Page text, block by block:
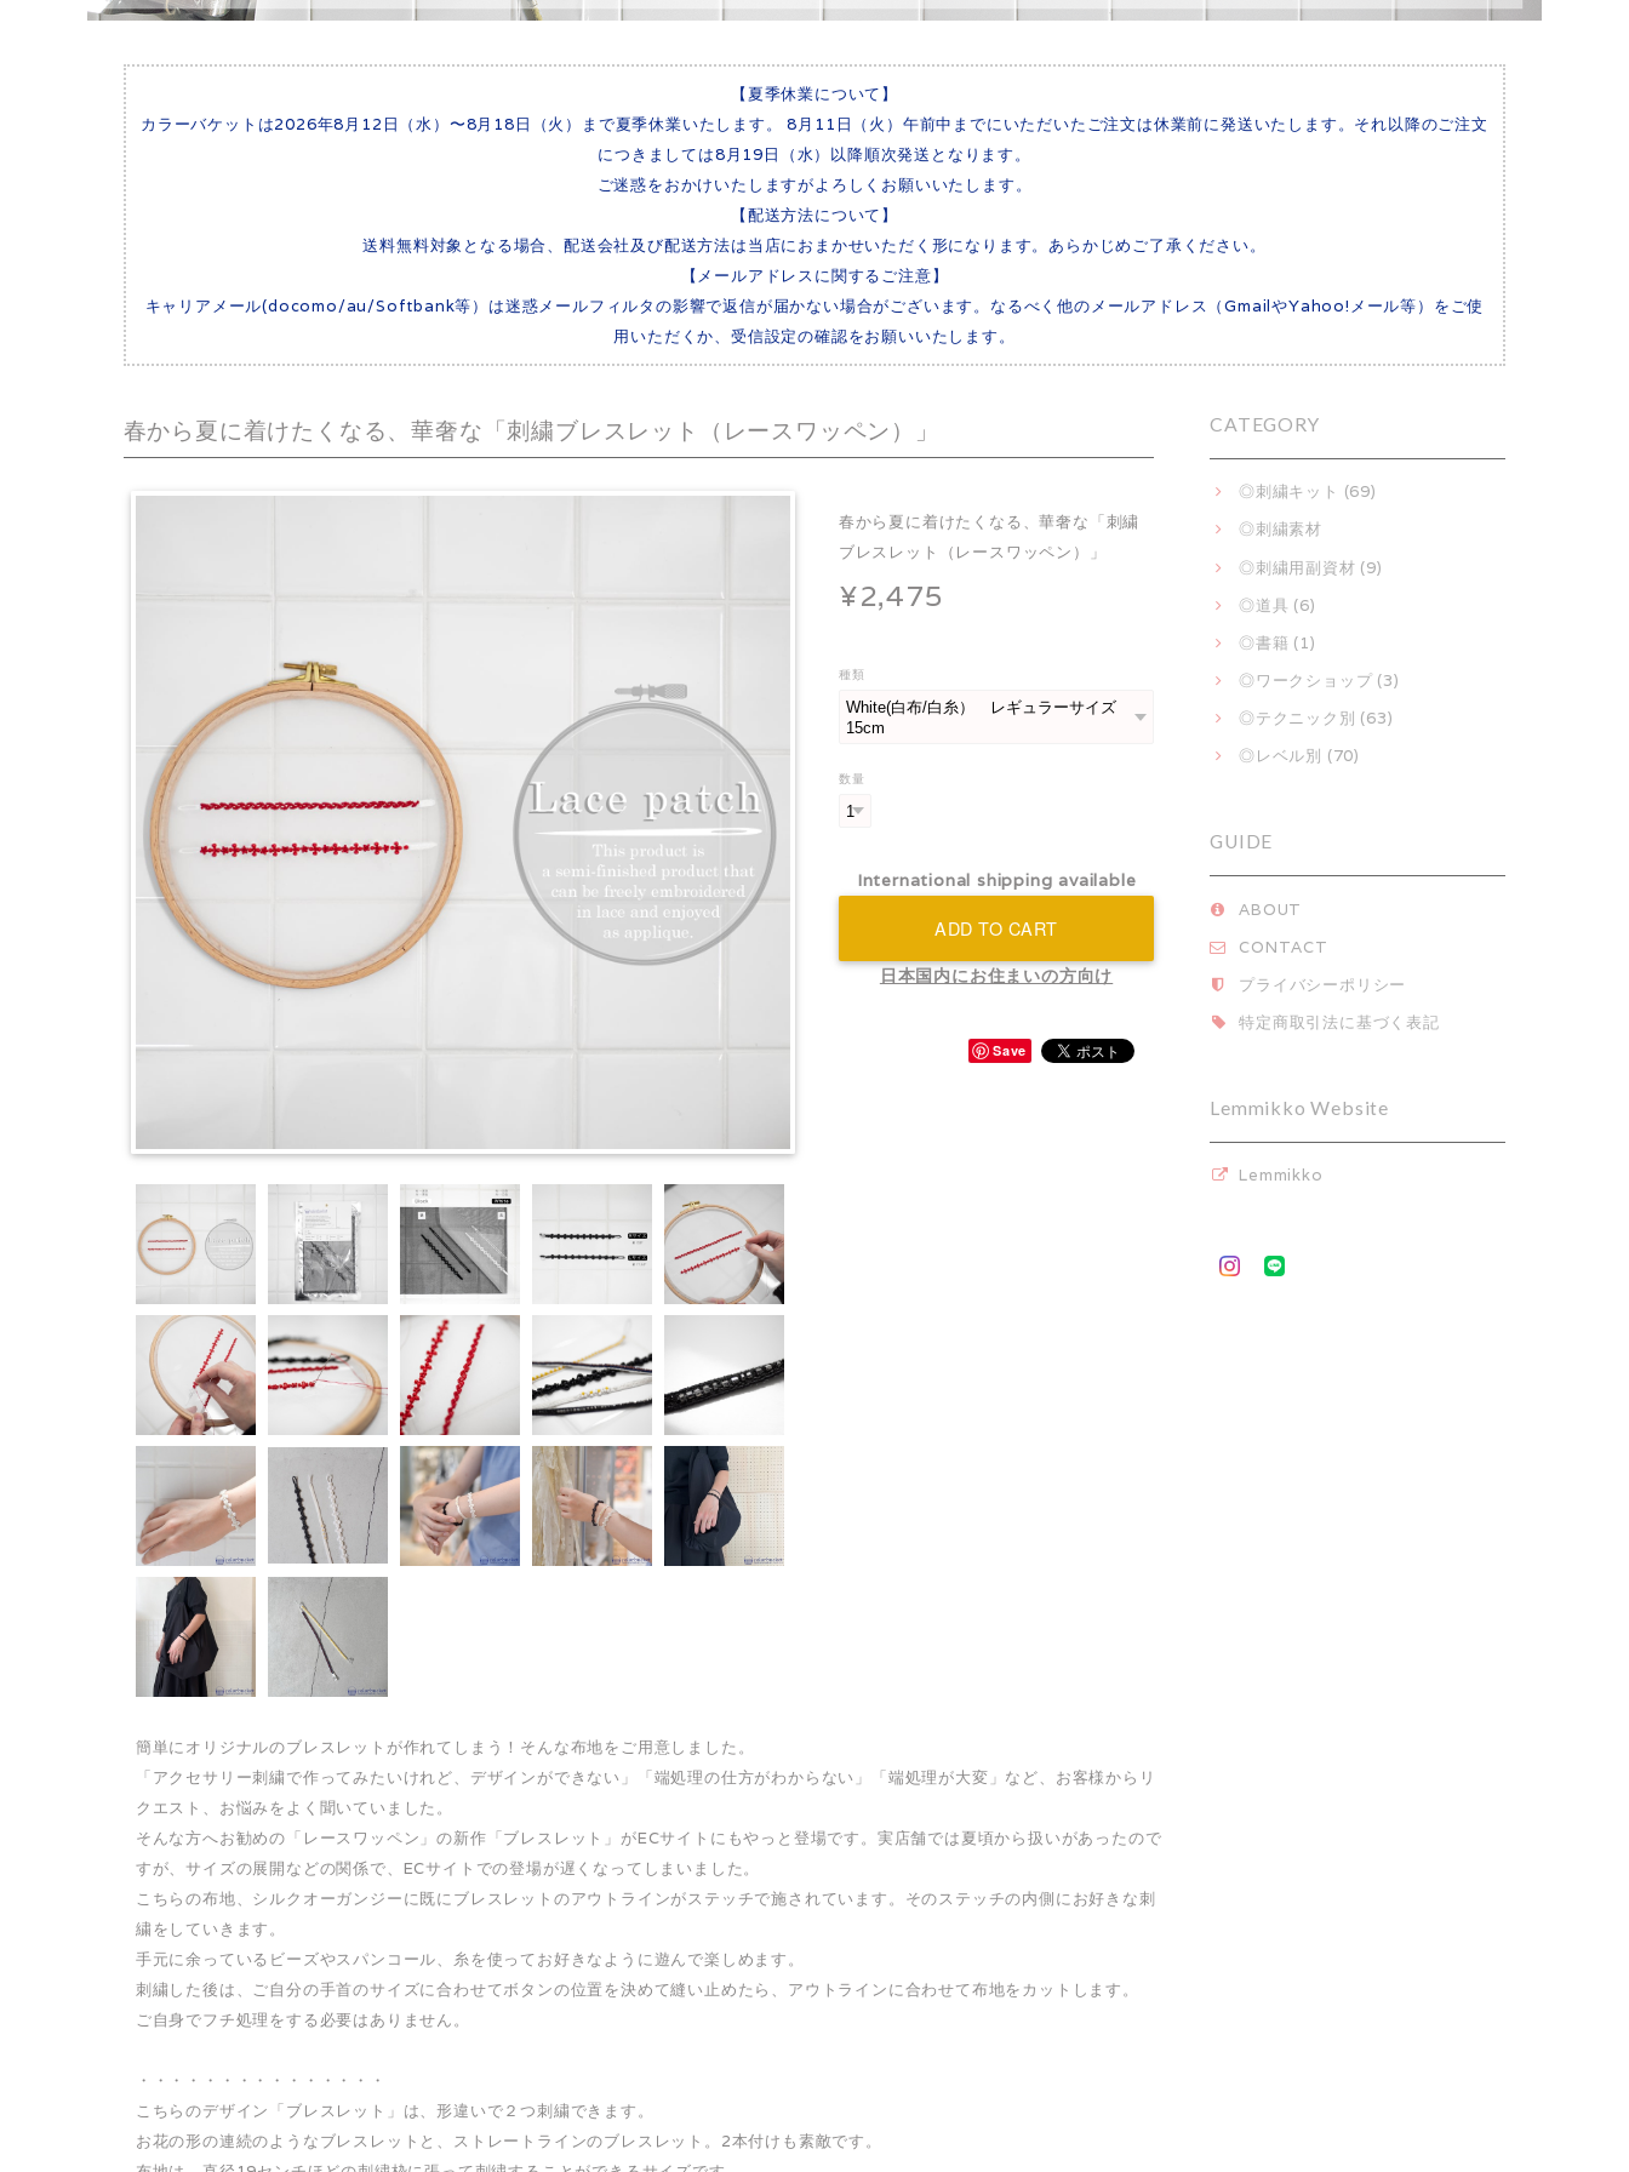
【夏季休業について】
カラーバケットは2026年8月12日（水）〜8月18日（火）まで夏季休業いたします。 8月11日（火）午前中までにいただいたご注文は休業前に発送いたします。それ以降のご注文
につきましては8月19日（水）以降順次発送となります。
ご迷惑をおかけいたしますがよろしくお願いいたします。
【配送方法について】
送料無料対象となる場合、配送会社及び配送方法は当店におまかせいただく形になります。あらかじめご了承ください。
【メールアドレスに関するご注意】
キャリアメール(docomo/au/Softbank等）は迷惑メールフィルタの影響で返信が届かない場合がございます。なるべく他のメールアドレス（GmailやYahoo!メール等）をご使
用いただくか、受信設定の確認をお願いいたします。
春から夏に着けたくなる、華奢な「刺繍ブレスレット（レースワッペン）」
春から夏に着けたくなる、華奢な「刺繍
ブレスレット（レースワッペン）」
¥2,475
種類
数量
International shipping available
ADD TO CART
日本国内にお住まいの方向け
Save
簡単にオリジナルのブレスレットが作れてしまう！そんな布地をご用意しました。
「アクセサリー刺繍で作ってみたいけれど、デザインができない」「端処理の仕方がわからない」「端処理が大変」など、お客様からリ
クエスト、お悩みをよく聞いていました。
そんな方へお勧めの「レースワッペン」の新作「ブレスレット」がECサイトにもやっと登場です。実店舗では夏頃から扱いがあったので
すが、サイズの展開などの関係で、ECサイトでの登場が遅くなってしまいました。
こちらの布地、シルクオーガンジーに既にブレスレットのアウトラインがステッチで施されています。そのステッチの内側にお好きな刺
繍をしていきます。
手元に余っているビーズやスパンコール、糸を使ってお好きなように遊んで楽しめます。
刺繍した後は、ご自分の手首のサイズに合わせてボタンの位置を決めて縫い止めたら、アウトラインに合わせて布地をカットします。
ご自身でフチ処理をする必要はありません。
・・・・・・・・・・・・・・・
こちらのデザイン「ブレスレット」は、形違いで２つ刺繍できます。
お花の形の連続のようなブレスレットと、ストレートラインのブレスレット。2本付けも素敵です。
CATEGORY
◎刺繍キット (69)
◎刺繍素材
◎刺繍用副資材 (9)
◎道具 (6)
◎書籍 (1)
◎ワークショップ (3)
◎テクニック別 (63)
◎レベル別 (70)
GUIDE
ABOUT
CONTACT
プライバシーポリシー
特定商取引法に基づく表記
Lemmikko Website
Lemmikko